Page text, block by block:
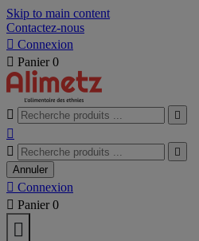
Skip to main content
Contactez-nous
 Connexion
 Panier 0
 



Annuler
 Connexion
 Panier 0
